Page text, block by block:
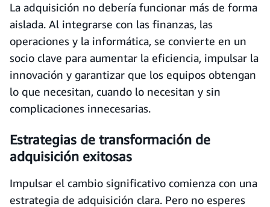
La adquisición no debería funcionar más de forma
aislada. Al integrarse con las finanzas, las
operaciones y la informática, se convierte en un
socio clave para aumentar la eficiencia, impulsar la
innovación y garantizar que los equipos obtengan
lo que necesitan, cuando lo necesitan y sin
complicaciones innecesarias.
Estrategias de transformación de
adquisición exitosas
Impulsar el cambio significativo comienza con una
estrategia de adquisición clara. Pero no esperes